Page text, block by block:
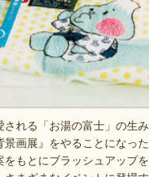
れる「お湯の富士」の生
画展』をやることになっ
もとにブラッシュアップ